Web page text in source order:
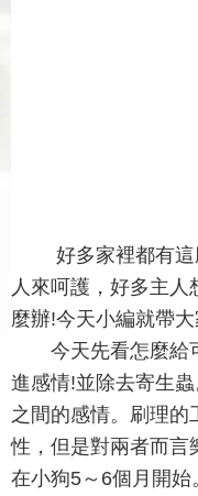
好多家裡都有這
人來呵護，好多主
麼辦!今天小編就帶
今天先看怎麼給
進感情!並除去寄生
之間的感情。刷理
性，但是對兩者
在小狗5～6個月開